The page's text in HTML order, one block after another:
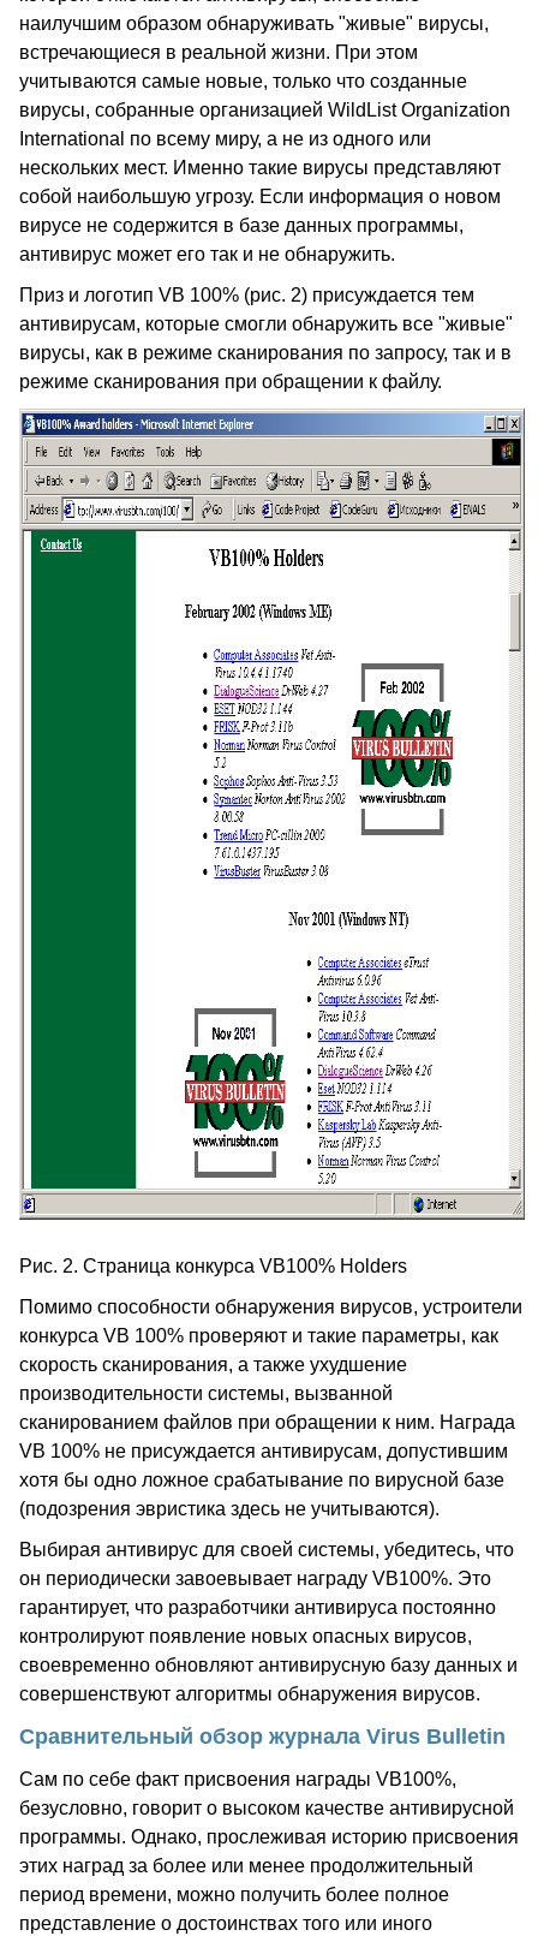
наилучшим образом обнаруживать "живые" вирусы,
встречающиеся в реальной жизни. При этом
учитываются самые новые, только что созданные
вирусы, собранные организацией WildList Organization
International по всему миру, а не из одного или
нескольких мест. Именно такие вирусы представляют
собой наибольшую угрозу. Если информация о новом
вирусе не содержится в базе данных программы,
антивирус может его так и не обнаружить.
Приз и логотип VB 100% (рис. 2) присуждается тем
антивирусам, которые смогли обнаружить все "живые"
вирусы, как в режиме сканирования по запросу, так и в
режиме сканирования при обращении к файлу.
Рис. 2. Страница конкурса VB100% Holders
Помимо способности обнаружения вирусов, устроители
конкурса VB 100% проверяют и такие параметры, как
скорость сканирования, а также ухудшение
производительности системы, вызванной
сканированием файлов при обращении к ним. Награда
VB 100% не присуждается антивирусам, допустившим
хотя бы одно ложное срабатывание по вирусной базе
(подозрения эвристика здесь не учитываются).
Выбирая антивирус для своей системы, убедитесь, что
он периодически завоевывает награду VB100%. Это
гарантирует, что разработчики антивируса постоянно
контролируют появление новых опасных вирусов,
своевременно обновляют антивирусную базу данных и
совершенствуют алгоритмы обнаружения вирусов.
Сравнительный обзор журнала Virus Bulletin
Сам по себе факт присвоения награды VB100%,
безусловно, говорит о высоком качестве антивирусной
программы. Однако, прослеживая историю присвоения
этих наград за более или менее продолжительный
период времени, можно получить более полное
представление о достоинствах того или иного